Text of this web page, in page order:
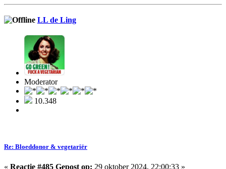
LL de Ling
Moderator
10.348
Re: Bloeddonor & vegetariër
« Reactie #485 Gepost op: 29 oktober 2024, 22:00:33 »